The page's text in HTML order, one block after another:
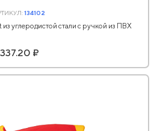
134102
углеродистой стали с ручкой из ПВХ
337.20 ₽